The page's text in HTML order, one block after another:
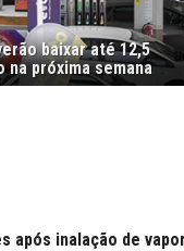
baixar até 12,5
próxima semana
após inalação de